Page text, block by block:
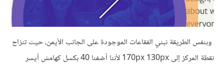
وبنفس الطريقة نبني الفقاعات الموجودة على الجانب الأيمن، حيث تنزاح
نقطة المركز إلى 170px 130px لأننا أضفنا 40 بكسل كهامش أيسر